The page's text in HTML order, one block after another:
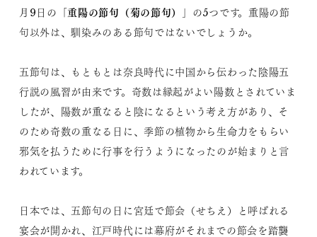
月9日の
「重陽の節句（菊の節句）
」の5つです。重陽の節
句以外は、馴染みのある節句ではないでしょうか。
五節句は、もともとは奈良時代に中国から伝わった陰陽五
行説の風習が由来です。奇数は縁起がよい陽数とされていま
したが、陽数が重なると陰になるという考え方があり、そ
のため奇数の重なる日に、季節の植物から生命力をもらい
邪気を払うために行事を行うようになったのが始まりと言
われています。
日本では、五節句の日に宮廷で節会（せちえ）と呼ばれる
宴会が開かれ、江戸時代には幕府がそれまでの節会を踏襲